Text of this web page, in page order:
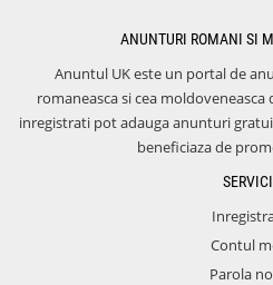
ANUNTURI ROMANI SI
Anuntul UK este un portal de
romaneasca si cea
inregistrati pot adauga anunturi
beneficiaza de
Contul
Parola